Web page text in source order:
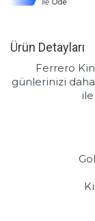
Ürün Detayları
Ferrero
günlerinizi